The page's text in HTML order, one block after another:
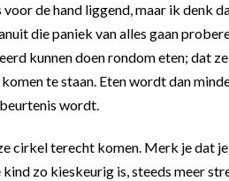
de hand liggend, maar ik denk
die paniek van alles gaan
kunnen doen rondom eten; dat
te staan. Eten wordt dan
wordt.
cirkel terecht komen. Merk je dat
zo kieskeurig is, steeds meer